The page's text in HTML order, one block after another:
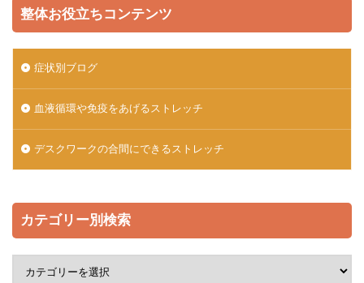
整体お役立ちコンテンツ
症状別ブログ
血液循環や免疫をあげるストレッチ
デスクワークの合間にできるストレッチ
カテゴリー別検索